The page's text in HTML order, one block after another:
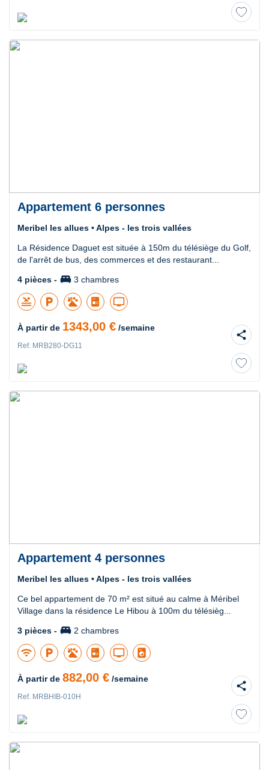
Appartement 6 personnes
Meribel les allues • Alpes - les trois vallées
La Résidence Daguet est située à 150m du télésiège du Golf,
de l'arrêt de bus, des commerces et des restaurant...
4 pièces - king_bed 3 chambres
pool local_parking tv
À partir de 1343,00 € /semaine
Ref. MRB280-DG11
share
Appartement 4 personnes
Meribel les allues • Alpes - les trois vallées
Ce bel appartement de 70 m² est situé au calme à Méribel
Village dans la résidence Le Hibou à 100m du télésièg...
3 pièces - king_bed 2 chambres
wifi local_parking tv local_laundry_service
À partir de 882,00 € /semaine
Ref. MRBHIB-010H
share